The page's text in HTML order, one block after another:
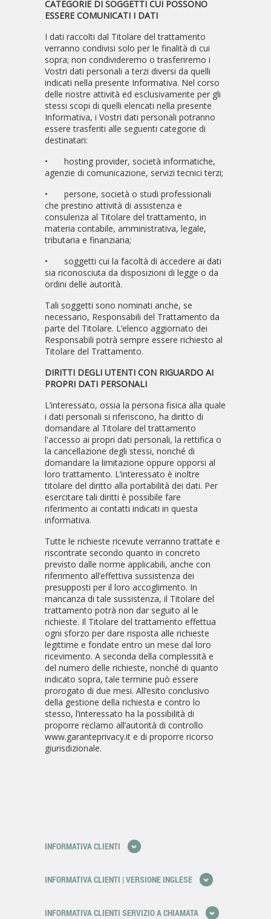
CATEGORIE DI SOGGETTI CUI POSSONO
ESSERE COMUNICATI I DATI
I dati raccolti dal Titolare del trattamento
verranno condivisi solo per le finalità di cui
sopra; non condivideremo o trasferiremo i
Vostri dati personali a terzi diversi da quelli
indicati nella presente Informativa. Nel corso
delle nostre attività ed esclusivamente per gli
stessi scopi di quelli elencati nella presente
Informativa, i Vostri dati personali potranno
essere trasferiti alle seguenti categorie di
destinatari:
•
hosting provider, società informatiche,
agenzie di comunicazione, servizi tecnici terzi;
•
persone, società o studi professionali
che prestino attività di assistenza e
consulenza al Titolare del trattamento, in
materia contabile, amministrativa, legale,
tributaria e finanziaria;
•
soggetti cui la facoltà di accedere ai dati
sia riconosciuta da disposizioni di legge o da
ordini delle autorità.
Tali soggetti sono nominati anche, se
necessario, Responsabili del Trattamento da
parte del Titolare. L’elenco aggiornato dei
Responsabili potrà sempre essere richiesto al
Titolare del Trattamento.
DIRITTI DEGLI UTENTI CON RIGUARDO AI
PROPRI DATI PERSONALI
L’interessato, ossia la persona fisica alla quale
i dati personali si riferiscono, ha diritto di
domandare al Titolare del trattamento
l'accesso ai propri dati personali, la rettifica o
la cancellazione degli stessi, nonché di
domandare la limitazione oppure opporsi al
loro trattamento. L’interessato è inoltre
titolare del diritto alla portabilità dei dati. Per
esercitare tali diritti è possibile fare
riferimento ai contatti indicati in questa
informativa.
Tutte le richieste ricevute verranno trattate e
riscontrate secondo quanto in concreto
previsto dalle norme applicabili, anche con
riferimento all’effettiva sussistenza dei
presupposti per il loro accoglimento. In
mancanza di tale sussistenza, il Titolare del
trattamento potrà non dar seguito al le
richieste. Il Titolare del trattamento effettua
ogni sforzo per dare risposta alle richieste
legittime e fondate entro un mese dal loro
ricevimento. A seconda della complessità e
del numero delle richieste, nonché di quanto
indicato sopra, tale termine può essere
prorogato di due mesi. All’esito conclusivo
della gestione della richiesta e contro lo
stesso, l’interessato ha la possibilità di
proporre reclamo all’autorità di controllo
www.garanteprivacy.it e di proporre ricorso
giurisdizionale.
INFORMATIVA CLIENTI
INFORMATIVA CLIENTI | VERSIONE INGLESE
INFORMATIVA CLIENTI SERVIZIO A CHIAMATA